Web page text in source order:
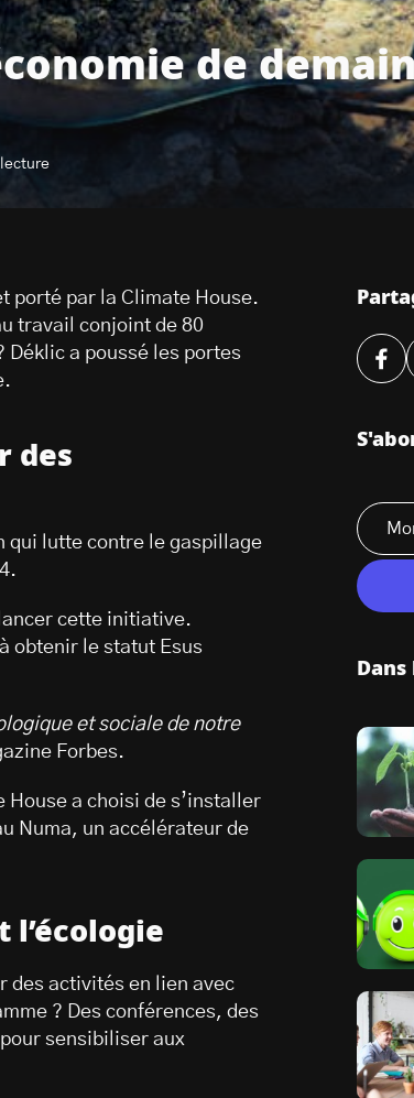
de
porté par la Climate House.
travail conjoint de 80
a poussé les portes
des
qui lutte contre le gaspillage
cette initiative.
obtenir le statut Esus
et sociale de notre
Forbes.
a choisi de s’installer
Numa, un accélérateur de
l’écologie
des activités en lien avec
? Des conférences, des
sensibiliser aux